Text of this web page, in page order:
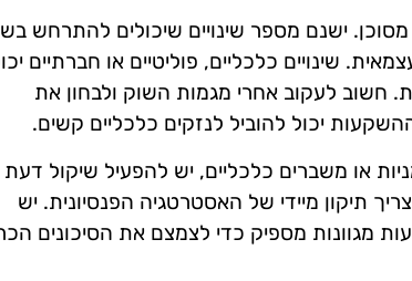
מסוכן. ישנם מספר שינויים שיכולים להתרחש
שינויים כלכליים, פוליטיים או חברתיים
חשוב לעקוב אחרי מגמות השוק ולבחון את
יכול להוביל לנזקים כלכליים קשים.
או משברים כלכליים, יש להפעיל שיקול דעת
תיקון מיידי של האסטרטגיה הפנסיונית. יש
מגוונות מספיק כדי לצמצם את הסיכונים